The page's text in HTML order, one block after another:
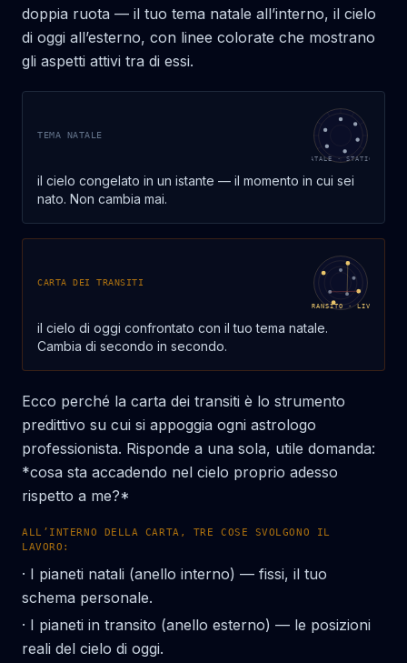
doppia ruota — il tuo tema natale all’interno, il cielo
di oggi all’esterno, con linee colorate che mostrano
gli aspetti attivi tra di essi.
TEMA NATALE
NATALE · STATICO
il cielo congelato in un istante — il momento in cui sei
nato. Non cambia mai.
CARTA DEI TRANSITI
TRANSITO · LIVE
il cielo di oggi confrontato con il tuo tema natale.
Cambia di secondo in secondo.
Ecco perché la carta dei transiti è lo strumento
predittivo su cui si appoggia ogni astrologo
professionista. Risponde a una sola, utile domanda:
*cosa sta accadendo nel cielo proprio adesso
rispetto a me?*
ALL’INTERNO DELLA CARTA, TRE COSE SVOLGONO IL
LAVORO:
· I pianeti natali (anello interno) — fissi, il tuo
schema personale.
· I pianeti in transito (anello esterno) — le posizioni
reali del cielo di oggi.